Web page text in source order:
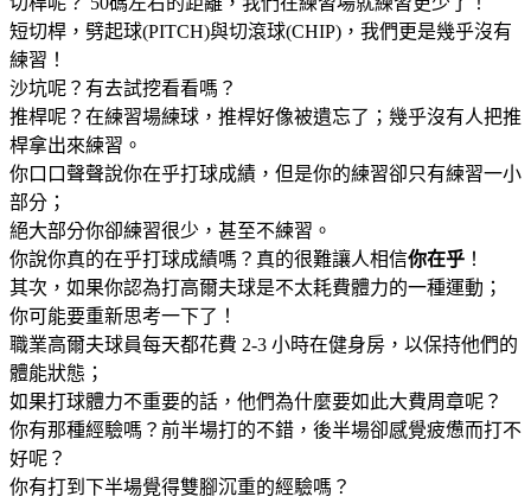
短切桿，劈起球(PITCH)與切滾球(CHIP)，我們更是幾乎沒有
練習！
沙坑呢？有去試挖看看嗎？
推桿呢？在練習場練球，推桿好像被遺忘了；幾乎沒有人把推
桿拿出來練習。
你口口聲聲說你在乎打球成績，但是你的練習卻只有練習一小
部分；
絕大部分你卻練習很少，甚至不練習。
你說你真的在乎打球成績嗎？真的很難讓人相信你在乎 ！
其次，如果你認為打高爾夫球是不太耗費體力的一種運動；
你可能要重新思考一下了！
職業高爾夫球員每天都花費 2-3 小時在健身房，以保持他們的
體能狀態；
如果打球體力不重要的話，他們為什麼要如此大費周章呢？
你有那種經驗嗎？前半場打的不錯，後半場卻感覺疲憊而打不
好呢？
你有打到下半場覺得雙腳沉重的經驗嗎？